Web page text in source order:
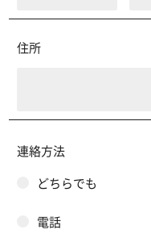
住所
連絡方法
どちらでも
電話